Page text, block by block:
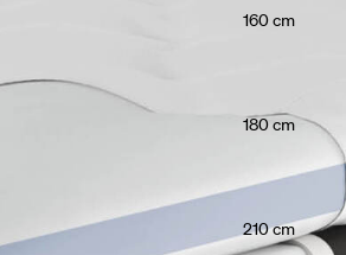
160 cm
180 cm
210 cm